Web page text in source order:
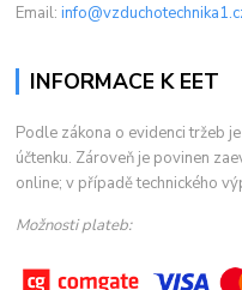
Email:
INFORMACE K EET
Podle zákona o evidenci tržeb
účtenku. Zároveň je povinen
online; v případě technického
Možnosti plateb: